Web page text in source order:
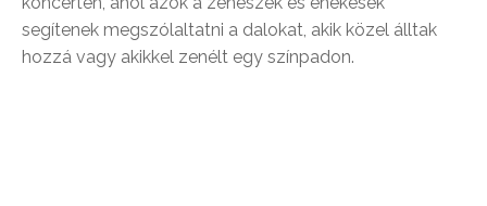
segítenek megszólaltatni a dalokat, akik közel álltak
hozzá vagy akikkel zenélt egy színpadon.